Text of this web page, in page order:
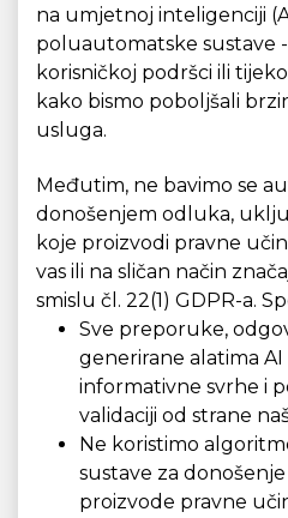
na umjetnoj inteligenciji
poluautomatske sustave
korisničkoj podršci ili
kako bismo poboljšali
usluga.
Međutim, ne bavimo se
donošenjem odluka,
koje proizvodi pravne
vas ili na sličan način
smislu čl. 22(1) GDPR-a.
Sve preporuke,
generirane alatima
informativne svrhe i
validaciji od strane
Ne koristimo
sustave za
proizvode pravne